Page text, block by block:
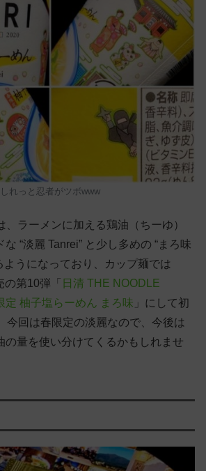
しれっと忍者がツボwww
ラーメンに加える鶏油（ちーゆ）
“淡麗 Tanrei” と少し多めの “まろ味
ようになっており、カップ麺では
第10弾「 日清 THE NOODLE
定 柚子塩らーめん まろ味 」にして初
今回は春限定の淡麗なので、今後は
の量を使い分けてくるかもしれませ